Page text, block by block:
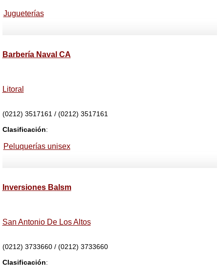
Jugueterías
Barbería Naval CA
Litoral
(0212) 3517161 / (0212) 3517161
Clasificación:
Peluquerías unisex
Inversiones Balsm
San Antonio De Los Altos
(0212) 3733660 / (0212) 3733660
Clasificación: